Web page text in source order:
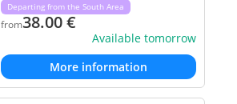
Departing from the South Area
from38.00€
Available tomorrow
More information